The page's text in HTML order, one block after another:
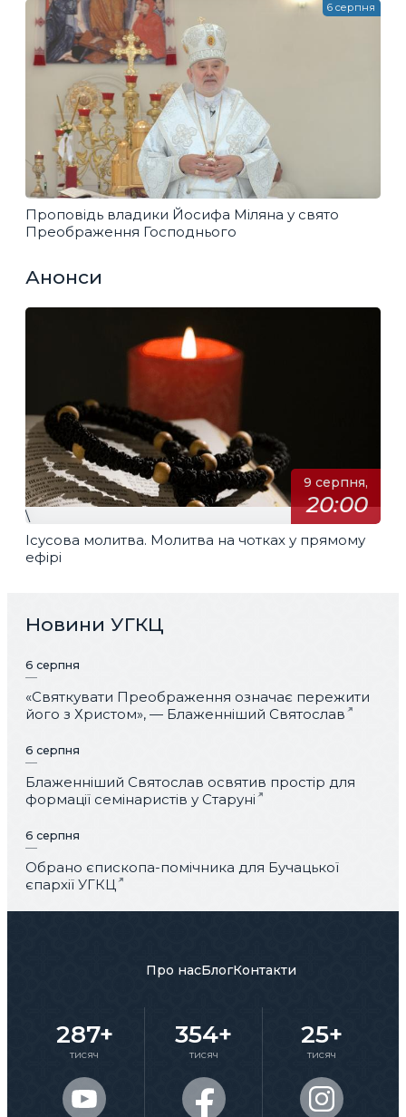
Проповідь владики Йосифа Міляна у свято
Преображення Господнього
6 серпня
Анонси
9 серпня,
20:00
\
Ісусова молитва. Молитва на чотках у прямому
ефірі
Новини УГКЦ
6 серпня
«Святкувати Преображення означає пережити
його з Христом», — Блаженніший Святослав
6 серпня
Блаженніший Святослав освятив простір для
формації семінаристів у Старуні
6 серпня
Обрано єпископа-помічника для Бучацької
єпархії УГКЦ
Про насБлогКонтакти
287+
тисяч
354+
тисяч
25+
тисяч